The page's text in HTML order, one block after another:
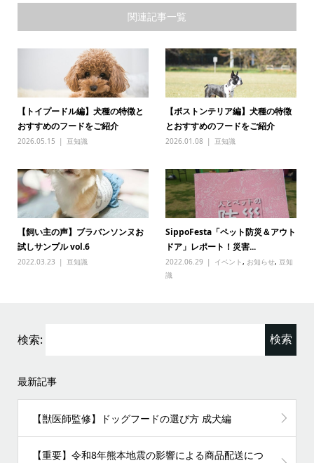
関連記事一覧
【トイプードル編】犬種の特徴と
おすすめのフードをご紹介
2026.05.15 豆知識
【ボストンテリア編】犬種の特徴
とおすすめのフードをご紹介
2026.01.08 豆知識
【飼い主の声】ブラバンソンヌお
試しサンプル vol.6
2022.03.23 豆知識
SippoFesta「ペット防災＆アウト
ドア」レポート！災害...
2022.06.29 イベント, お知らせ, 豆知
識
検索:
最新記事
【獣医師監修】ドッグフードの選び方 成犬編
【重要】令和8年熊本地震の影響による商品配送につ